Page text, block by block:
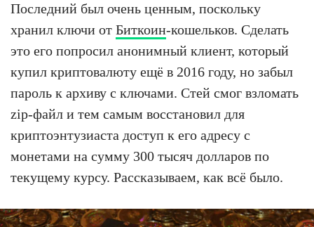
Последний был очень ценным, поскольку
хранил ключи от Биткоин-кошельков. Сделать
это его попросил анонимный клиент, который
купил криптовалюту ещё в 2016 году, но забыл
пароль к архиву с ключами. Стей смог взломать
zip-файл и тем самым восстановил для
криптоэнтузиаста доступ к его адресу с
монетами на сумму 300 тысяч долларов по
текущему курсу. Рассказываем, как всё было.